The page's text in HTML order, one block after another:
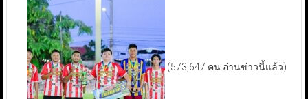
(573,647 คน อ่านข่าวนี้แล้ว)